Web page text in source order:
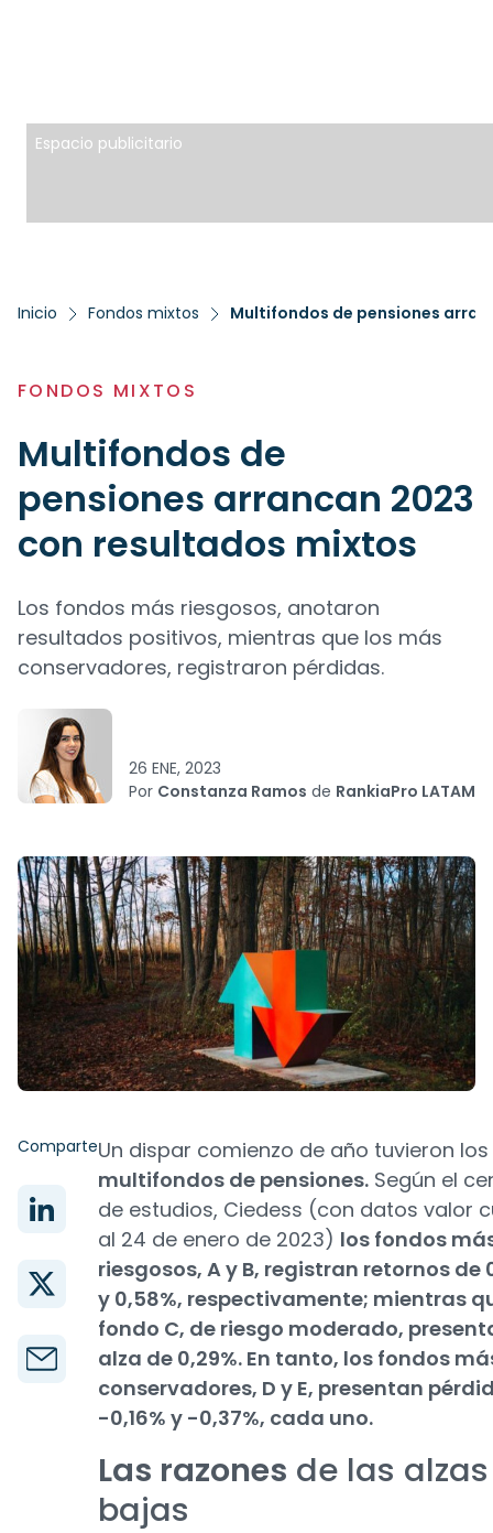
Espacio publicitario
Inicio Fondos mixtos Multifondos de pensiones
FONDOS MIXTOS
Multifondos de
pensiones arrancan 2023
con resultados mixtos
Los fondos más riesgosos, anotaron
resultados positivos, mientras que los más
conservadores, registraron pérdidas.
26 ENE, 2023
Por Constanza Ramos de RankiaPro LATAM
ComparteUn dispar comienzo de año tuvieron los
multifondos de pensiones. Según el
de estudios, Ciedess (con datos valor
al 24 de enero de 2023) los fondos
riesgosos, A y B, registran retornos de
y 0,58%, respectivamente; mientras
fondo C, de riesgo moderado,
alza de 0,29%. En tanto, los fondos
conservadores, D y E, presentan
-0,16% y -0,37%, cada uno.
Las razones de las
bajas